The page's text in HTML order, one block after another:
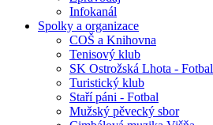
Infokanál
Spolky a organizace
COŠ a Knihovna
Tenisový klub
SK Ostrožská Lhota - Fotbal
Turistický klub
Staří páni - Fotbal
Mužský pěvecký sbor